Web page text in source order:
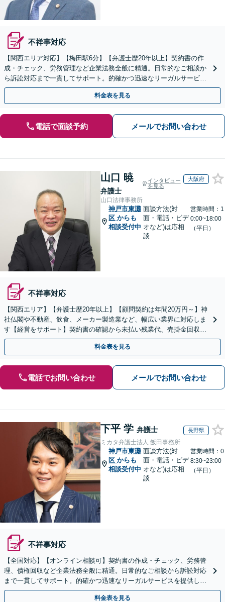
不祥事対応
【関西エリア対応】【梅田駅6分】【弁護士歴20年以上】契約書の作
成・チェック、労務管理など企業法務全般に精通。日常的なご相談か
ら訴訟対応まで一貫してサポート。的確かつ迅速なリーガルサービス
を提供します。【初回相談可能】【WEB面談可能】
料金表を見る
電話で面談予約 メールでお問い合わせ
山口 暁
弁護士
インタビュー
を見る
大阪府
山口法律事務所
神戸市東灘
区 からも
相談受付中
面談方法(対
面・電話・ビデ
オなど)は応相
談
営業時間：1
0:00~18:00
（平日）
不祥事対応
【関西エリア】【弁護士歴20年以上】【顧問契約は年間20万円～】神
社仏閣や不動産、飲食、メーカー製造業など、幅広い業界に対応しま
す【経営をサポート】契約書の確認から未払い残業代、売掛金回収、
事業承継までお任せください【初回面談無料】
料金表を見る
電話でお問い合わせ メールでお問い合わせ
下平 学 弁護士 長野県
ミカタ弁護士法人 飯田事務所
神戸市東灘
区 からも
相談受付中
面談方法(対
面・電話・ビデ
オなど)は応相
談
営業時間：0
8:30~23:00
（平日）
不祥事対応
【全国対応】【オンライン相談可】契約書の作成・チェック、労務管
理、債権回収など企業法務全般に精通。日常的なご相談から訴訟対応
まで一貫してサポート。的確かつ迅速なリーガルサービスを提供しま
す。【初回相談無料】【休日・夜間相談可】
料金表を見る